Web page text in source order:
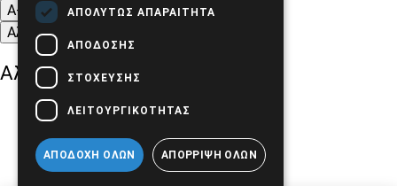
A- A+
A
Αλλαγή Γραμματοσειράς
Αλλαγή Χρώματος
ΑΠΟΛΎΤΩΣ ΑΠΑΡΑΊΤΗΤΑ
ΑΠΌΔΟΣΗΣ
ΣΤΌΧΕΥΣΗΣ
ΛΕΙΤΟΥΡΓΙΚΌΤΗΤΑΣ
ΑΠΟΔΟΧΉ ΌΛΩΝ ΑΠΌΡΡΙΨΗ ΌΛΩΝ